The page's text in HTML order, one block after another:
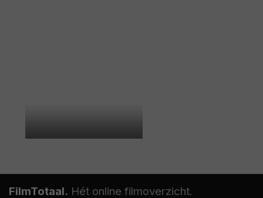
FilmTotaal. Hét online filmoverzicht.